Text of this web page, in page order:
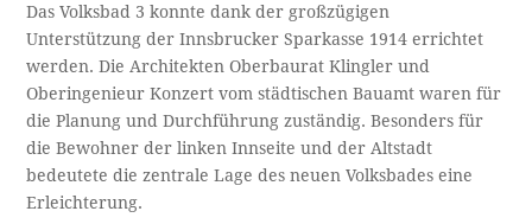
Das Volksbad 3 konnte dank der großzügigen
Unterstützung der Innsbrucker Sparkasse 1914 errichtet
werden. Die Architekten Oberbaurat Klingler und
Oberingenieur Konzert vom städtischen Bauamt waren für
die Planung und Durchführung zuständig. Besonders für
die Bewohner der linken Innseite und der Altstadt
bedeutete die zentrale Lage des neuen Volksbades eine
Erleichterung.